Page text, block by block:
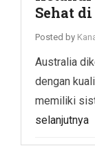
Sehat
Posted by
Australia
dengan
memiliki
selanjutnya